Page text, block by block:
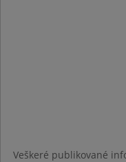
Veškeré publikované